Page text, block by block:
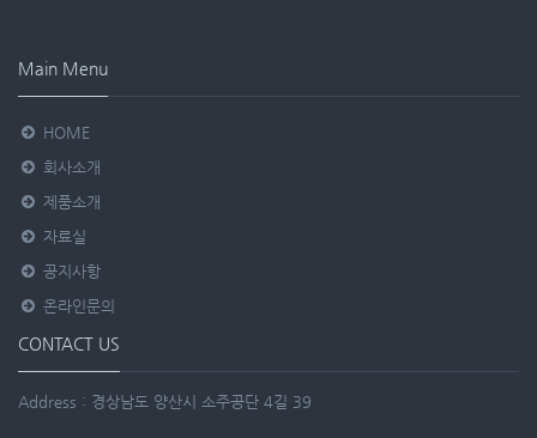
Main Menu
HOME
회사소개
제품소개
자료실
공지사항
온라인문의
CONTACT US
Address : 경상남도 양산시 소주공단 4길 39